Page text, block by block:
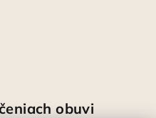
obuvi